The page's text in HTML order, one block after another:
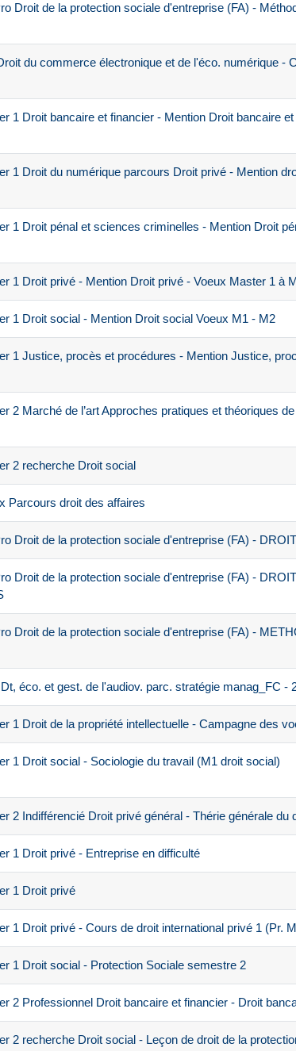
Droit de la protection sociale d'entreprise (FA) -
du commerce électronique et de l'éco. numérique -
1 Droit bancaire et financier - Mention Droit bancaire
1 Droit du numérique parcours Droit privé - Mention
1 Droit pénal et sciences criminelles - Mention Droit
1 Droit privé - Mention Droit privé - Voeux Master 1 à
1 Droit social - Mention Droit social Voeux M1 - M2
1 Justice, procès et procédures - Mention Justice,
2 Marché de l’art Approches pratiques et théoriques
2 recherche Droit social
Parcours droit des affaires
Droit de la protection sociale d'entreprise (FA) -
Droit de la protection sociale d'entreprise (FA) -
Droit de la protection sociale d'entreprise (FA) -
éco. et gest. de l'audiov. parc. stratégie manag_FC -
1 Droit de la propriété intellectuelle - Campagne des
1 Droit social - Sociologie du travail (M1 droit social)
2 Indifférencié Droit privé général - Thérie générale du
1 Droit privé - Entreprise en difficulté
1 Droit privé
1 Droit privé - Cours de droit international privé 1 (Pr.
1 Droit social - Protection Sociale semestre 2
2 Professionnel Droit bancaire et financier - Droit
2 recherche Droit social - Leçon de droit de la